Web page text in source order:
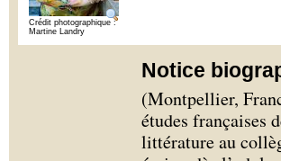
Crédit photographique :
Martine Landry
Notice
(Montpellier,
études françaises
littérature au